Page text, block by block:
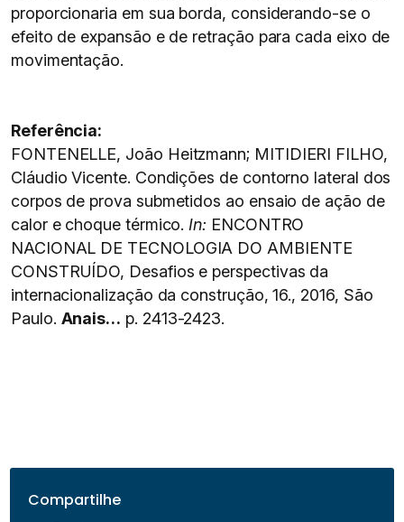
proporcionaria em sua borda, considerando-se o
efeito de expansão e de retração para cada eixo de
movimentação.
Referência:
FONTENELLE, João Heitzmann; MITIDIERI FILHO,
Cláudio Vicente. Condições de contorno lateral dos
corpos de prova submetidos ao ensaio de ação de
calor e choque térmico. In: ENCONTRO
NACIONAL DE TECNOLOGIA DO AMBIENTE
CONSTRUÍDO, Desafios e perspectivas da
internacionalização da construção, 16., 2016, São
Paulo. Anais… p. 2413-2423.
Compartilhe